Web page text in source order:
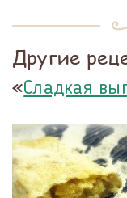
Другие
«Сладкая